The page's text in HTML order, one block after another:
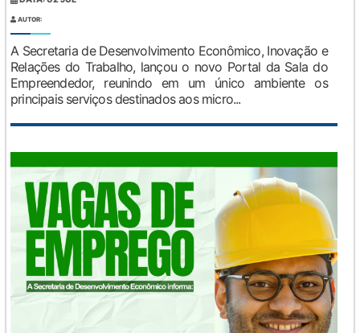
AUTOR:
A Secretaria de Desenvolvimento Econômico, Inovação e
Relações do Trabalho, lançou o novo Portal da Sala do
Empreendedor, reunindo em um único ambiente os
principais serviços destinados aos micro...